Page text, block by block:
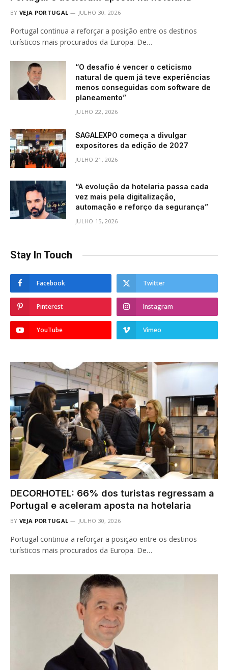
BY VEJA PORTUGAL JULHO 30, 2026
Portugal continua a reforçar a posição entre os destinos
turísticos mais procurados da Europa. De…
“O desafio é vencer o ceticismo
natural de quem já teve experiências
menos conseguidas com software de
planeamento”
JULHO 22, 2026
SAGALEXPO começa a divulgar
expositores da edição de 2027
JULHO 21, 2026
“A evolução da hotelaria passa cada
vez mais pela digitalização,
automação e reforço da segurança”
JULHO 15, 2026
Stay In Touch
Facebook Twitter
Pinterest Instagram
YouTube Vimeo
DECORHOTEL: 66% dos turistas regressam a
Portugal e aceleram aposta na hotelaria
BY VEJA PORTUGAL JULHO 30, 2026
Portugal continua a reforçar a posição entre os destinos
turísticos mais procurados da Europa. De…